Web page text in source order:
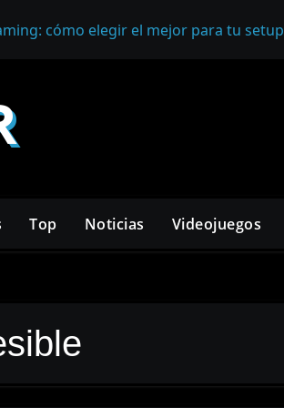
cómo elegir el mejor para tu setup
Top Noticias Videojuegos